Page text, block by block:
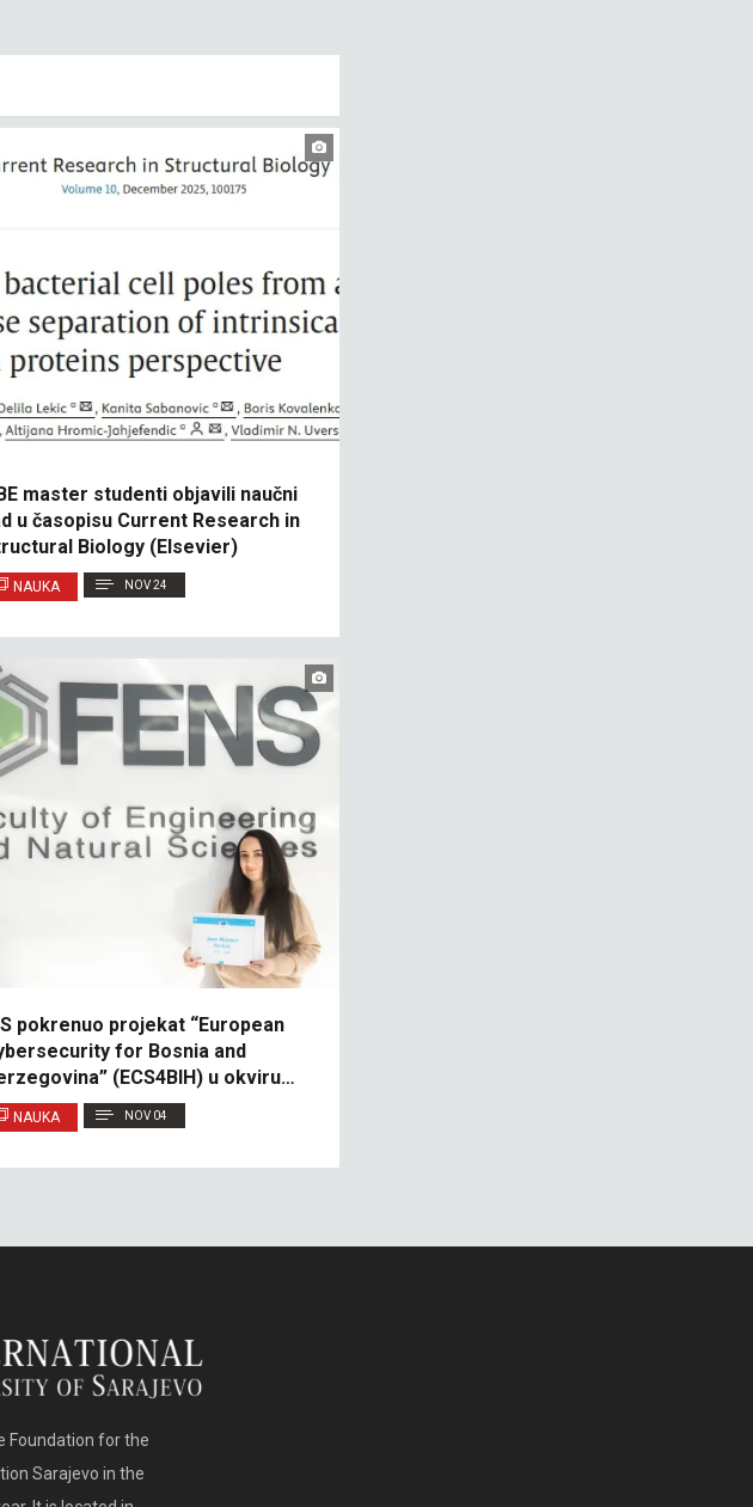
master studenti objavili naučni
u časopisu Current Research in
Biology (Elsevier)
NAUKA NOV 24
pokrenuo projekat “European
for Bosnia and
(ECS4BIH) u okviru
Monnet modula
NAUKA NOV 04
Foundation for the
Sarajevo in the